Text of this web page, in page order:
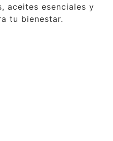
aceites esenciales y
tu bienestar.